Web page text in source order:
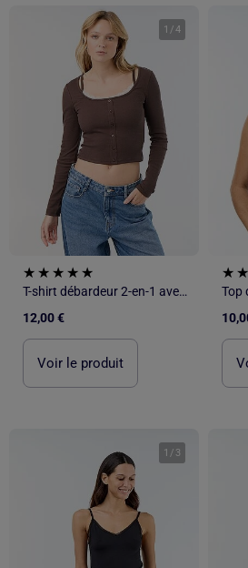
1 /4
T-shirt débardeur 2-en-1 avec col dentelle
12,00 €
Voir le produit
Top
1 / 3